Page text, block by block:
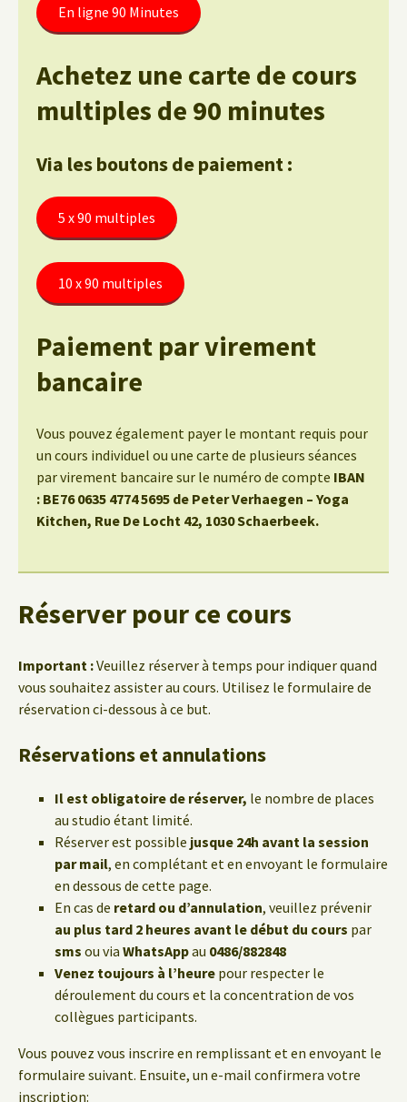
En ligne 90 Minutes
Achetez une carte de cours
multiples de 90 minutes
Via les boutons de paiement :
5 x 90 multiples
10 x 90 multiples
Paiement par virement
bancaire
Vous pouvez également payer le montant requis pour
un cours individuel ou une carte de plusieurs séances
par virement bancaire sur le numéro de compte IBAN
: BE76 0635 4774 5695 de Peter Verhaegen – Yoga
Kitchen, Rue De Locht 42, 1030 Schaerbeek.
Réserver pour ce cours
Important :Veuillez réserver à temps pour indiquer quand
vous souhaitez assister au cours. Utilisez le formulaire de
réservation ci-dessous à ce but.
Réservations et annulations
Il est obligatoire de réserver, le nombre de places
au studio étant limité.
Réserver est possible jusque 24h avant la session
par mail, en complétant et en envoyant le formulaire
en dessous de cette page.
En cas de retard ou d’annulation, veuillez prévenir
au plus tard 2 heures avant le début du cours par
sms ou via WhatsAppau 0486/882848
Venez toujours à l’heure pour respecter le
déroulement du cours et la concentration de vos
collègues participants.
Vous pouvez vous inscrire en remplissant et en envoyant le
formulaire suivant. Ensuite, un e-mail confirmera votre
inscription: